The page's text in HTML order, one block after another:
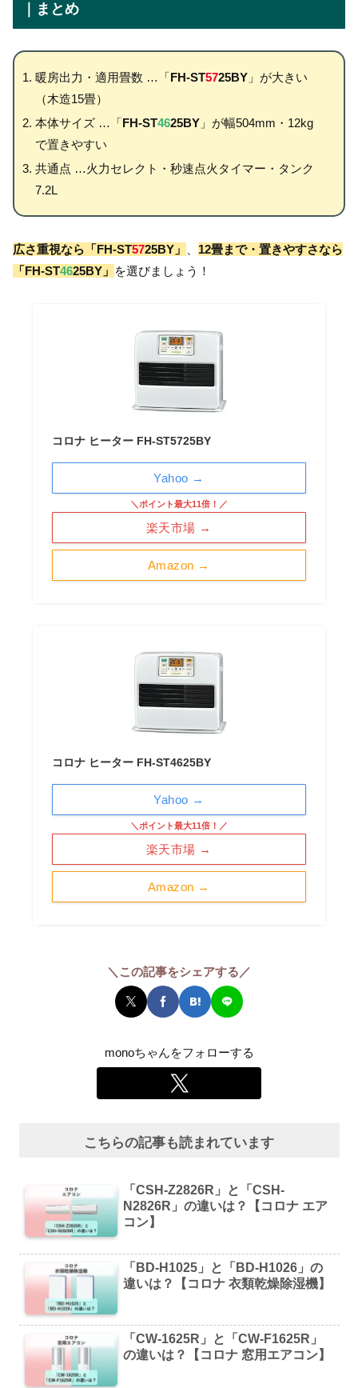
｜まとめ
暖房出力・適用畳数 …「FH-ST5725BY」が大きい
（木造15畳）
本体サイズ …「FH-ST4625BY」が幅504mm・12kg
で置きやすい
共通点 …火力セレクト・秒速点火タイマー・タンク
7.2L
広さ重視なら「FH-ST5725BY」
12畳まで・置きやすさなら
「FH-ST4625BY」 を選びましょう！
コロナ ヒーター FH-ST5725BY
Amazon →
＼ポイント最大11倍！／
楽天市場 →
Yahoo →
コロナ ヒーター FH-ST4625BY
Amazon →
＼ポイント最大11倍！／
楽天市場 →
Yahoo →
＼この記事をシェアする／
monoちゃんをフォローする
こちらの記事も読まれています
「CSH-Z2826R」と「CSH-
N2826R」の違いは？【コロナ エア
コン】
「BD-H1025」と「BD-H1026」の
違いは？【コロナ 衣類乾燥除湿機】
「CW-1625R」と「CW-F1625R」
の違いは？【コロナ 窓用エアコン】